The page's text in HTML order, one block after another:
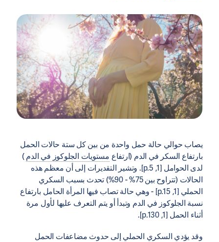
يصاب حوالي حالة حمل واحدة من بين كل ستة حالات الحمل
بارتفاع السكر في الدم (ارتفاع مستويات الجلوكوز في الدم )
لدى الحوامل [1, p.5]. وتشير التقديرات إلى أن معظم هذه
الحالات (تتراوح بين 75% - 90%) تحدث بسبب السكري
الحملي [1, p.15] - وهي حالة تصاب فيها المرأة الحامل بارتفاع
نسبة الجلوكوز في الدم وتبدأ أو يتم التعرف عليها لأول مرة
أثناء الحمل [1, p.130].
وقد يؤدي السكري الحملي إلى حدوث مضاعفات الحمل